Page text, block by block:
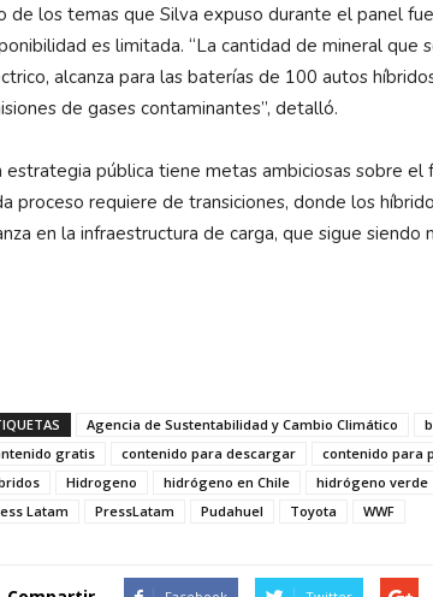
de los temas que Silva expuso durante el panel
es limitada. “La cantidad de mineral que
alcanza para las baterías de 100 autos
de gases contaminantes”, detalló.
estrategia pública tiene metas ambiciosas sobre
proceso requiere de transiciones, donde los
en la infraestructura de carga, que sigue siendo
Agencia de Sustentabilidad y Cambio Climático
gratis
contenido para descargar contenido para
Hidrogeno hidrógeno en Chile hidrógeno verde
Latam
PressLatam Pudahuel Toyota WWF